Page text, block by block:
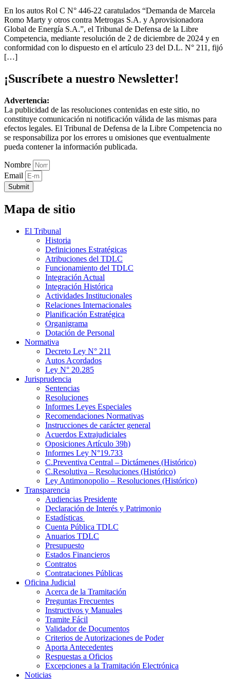
En los autos Rol C N° 446-22 caratulados “Demanda de Marcela
Romo Marty y otros contra Metrogas S.A. y Aprovisionadora
Global de Energía S.A.”, el Tribunal de Defensa de la Libre
Competencia, mediante resolución de 2 de diciembre de 2024 y en
conformidad con lo dispuesto en el artículo 23 del D.L. N° 211, fijó
[…]
¡Suscríbete a nuestro Newsletter!
Advertencia:
La publicidad de las resoluciones contenidas en este sitio, no
constituye comunicación ni notificación válida de las mismas para
efectos legales. El Tribunal de Defensa de la Libre Competencia no
se responsabiliza por los errores u omisiones que eventualmente
pueda contener la información publicada.
Nombre
Email
Submit
Mapa de sitio
El Tribunal
Historia
Definiciones Estratégicas
Atribuciones del TDLC
Funcionamiento del TDLC
Integración Actual
Integración Histórica
Actividades Institucionales
Relaciones Internacionales
Planificación Estratégica
Organigrama
Dotación de Personal
Normativa
Decreto Ley N° 211
Autos Acordados
Ley N° 20.285
Jurisprudencia
Sentencias
Resoluciones
Informes Leyes Especiales
Recomendaciones Normativas
Instrucciones de carácter general
Acuerdos Extrajudiciales
Oposiciones Artículo 39h)
Informes Ley N°19.733
C.Preventiva Central – Dictámenes (Histórico)
C.Resolutiva – Resoluciones (Histórico)
Ley Antimonopolio – Resoluciones (Histórico)
Transparencia
Audiencias Presidente
Declaración de Interés y Patrimonio
Estadísticas
Cuenta Pública TDLC
Anuarios TDLC
Presupuesto
Estados Financieros
Contratos
Contrataciones Públicas
Oficina Judicial
Acerca de la Tramitación
Preguntas Frecuentes
Instructivos y Manuales
Tramite Fácil
Validador de Documentos
Criterios de Autorizaciones de Poder
Aporta Antecedentes
Respuestas a Oficios
Excepciones a la Tramitación Electrónica
Noticias